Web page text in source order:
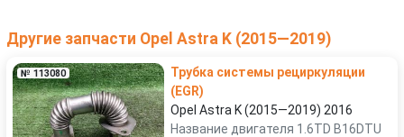
Другие запчасти Opel Astra K (2015—2019)
№ 113080
Трубка системы рециркуляции
(EGR)
Opel Astra K (2015—2019) 2016
Название двигателя 1.6TD B16DTU